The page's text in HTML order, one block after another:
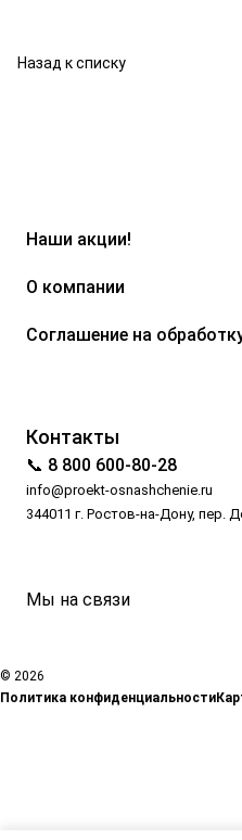
Назад к списку
Наши акции!
О компании
Соглашение на
Контакты
📞 8 800 600-80-28
info@proekt-osnashchenie.ru
344011 г. Ростов-на-Дону, пер.
Мы на связи
© 2026
Политика конфиденциальности